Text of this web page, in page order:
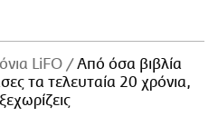
LiFO
Από όσα βιβλία
τα τελευταία 20 χρόνια,